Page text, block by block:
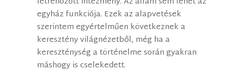
egyház funkciója. Ezek az alapvetések
szerintem egyértelműen következnek a
keresztény világnézetből, még ha a
kereszténység a történelme során gyakran
máshogy is cselekedett.